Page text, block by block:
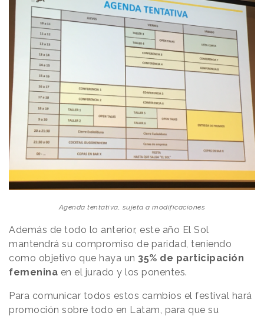
Agenda tentativa, sujeta a modificaciones
Además de todo lo anterior, este año El Sol
mantendrá su compromiso de paridad, teniendo
como objetivo que haya un 35% de participación
femenina en el jurado y los ponentes.
Para comunicar todos estos cambios el festival hará
promoción sobre todo en Latam, para que su